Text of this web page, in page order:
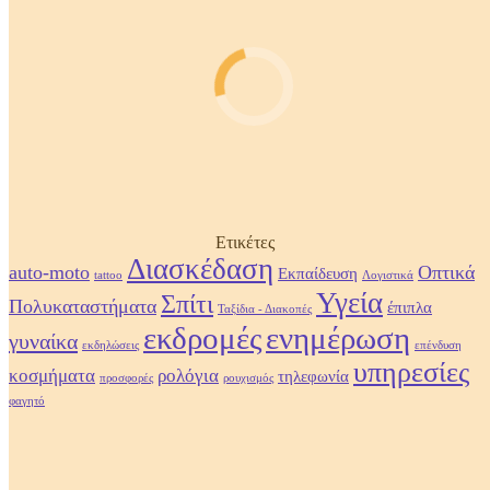
Ετικέτες
auto-moto tattoo Διασκέδαση Εκπαίδευση Λογιστικά Οπτικά
Πολυκαταστήματα Σπίτι Ταξίδια - Διακοπές Υγεία έπιπλα
γυναίκα εκδηλώσεις εκδρομέςενημέρωση επένδυση
κοσμήματα προσφορές ρολόγια ρουχισμός τηλεφωνία υπηρεσίες
φαγητό